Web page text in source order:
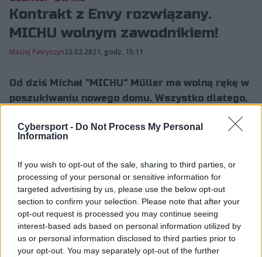
Cybersport - Do Not Process My Personal
Information
If you wish to opt-out of the sale, sharing to third parties, or
processing of your personal or sensitive information for
targeted advertising by us, please use the below opt-out
section to confirm your selection. Please note that after your
opt-out request is processed you may continue seeing
interest-based ads based on personal information utilized by
us or personal information disclosed to third parties prior to
your opt-out. You may separately opt-out of the further
Kontrakt z Envy rozwiązany.
MICHU wolnym zawodnikiem!
Maciej Petryszyn23.02.2021, godz. 15:11
Od dziś Michał "MICHU" Müller ma wolną rękę w
poszukiwaniu nowego domu. Wszystko dlatego,
strzelca z Team...
Od dziś Michał "MICHU" Müller ma wolną rękę w
poszukiwaniu nowego domu. Wszystko dlatego, że
umowa, która dotychczas wiązała polskiego strzelca z
Teamem Envy, została rozwiązana, co oznacza, że jego
potencjalny przyszły pracodawca nie będzie musiał
płacić żadnej kwoty odstępnego.